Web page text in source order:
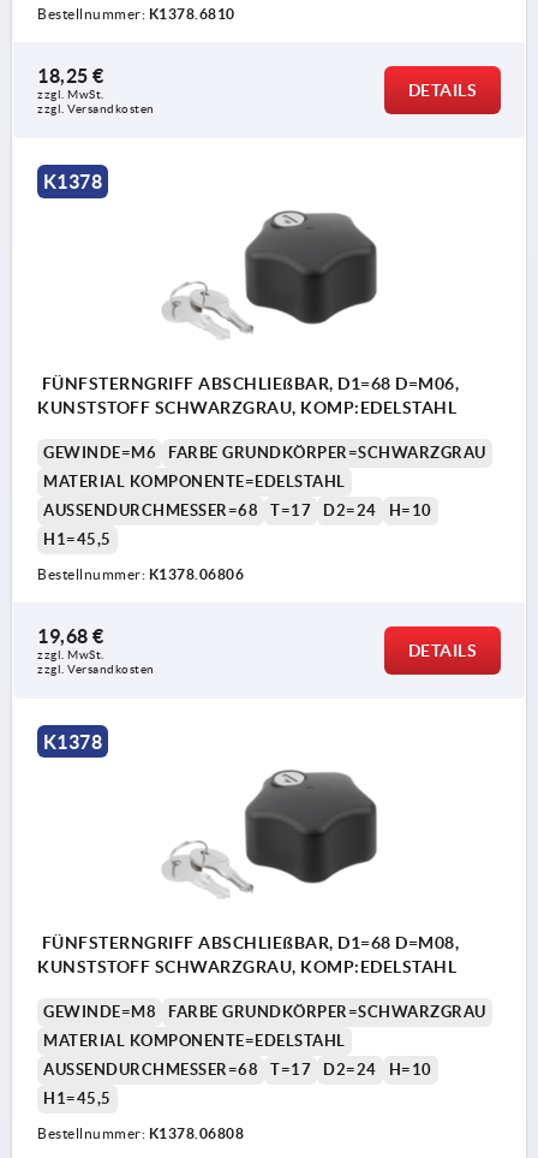
Bestellnummer: K1378.6810
18,25 €
zzgl. MwSt.
zzgl. Versandkosten
DETAILS
K1378
FÜNFSTERNGRIFF ABSCHLIEßBAR, D1=68 D=M06,
KUNSTSTOFF SCHWARZGRAU, KOMP:EDELSTAHL
GEWINDE=M6
FARBE GRUNDKÖRPER=SCHWARZGRAU
MATERIAL KOMPONENTE=EDELSTAHL
AUSSENDURCHMESSER=68
T=17 D2=24
H=10
H1=45,5
Bestellnummer: K1378.06806
19,68 €
zzgl. MwSt.
zzgl. Versandkosten
DETAILS
K1378
FÜNFSTERNGRIFF ABSCHLIEßBAR, D1=68 D=M08,
KUNSTSTOFF SCHWARZGRAU, KOMP:EDELSTAHL
GEWINDE=M8
FARBE GRUNDKÖRPER=SCHWARZGRAU
MATERIAL KOMPONENTE=EDELSTAHL
AUSSENDURCHMESSER=68
T=17 D2=24
H=10
H1=45,5
Bestellnummer: K1378.06808